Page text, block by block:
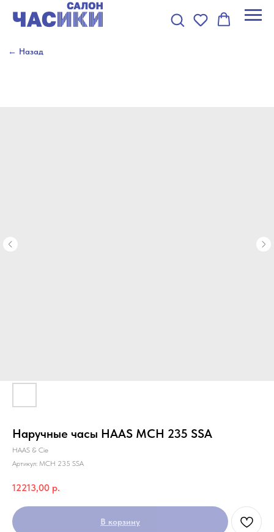
← Назад
Наручные часы HAAS MCH 235 SSA
HAAS & Cie
Артикул: MCH 235 SSA
12213,00 р.
В корзину